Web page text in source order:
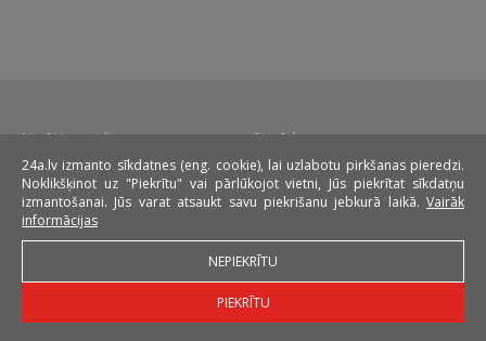
24a.lv izmanto sīkdatnes (eng. cookie), lai uzlabotu pirkšanas pieredzi.
Noklikšķinot uz "Piekrītu" vai pārlūkojot vietni, Jūs piekrītat sīkdatņu
izmantošanai. Jūs varat atsaukt savu piekrišanu jebkurā laikā. Vairāk
informācijas
NEPIEKRĪTU
PIEKRĪTU
Norēķinu veidi: Piegāde:
Līzings:
© 2026 24a.lv mēbeļu interneta veikals. Visas tiesības aizsargātas.